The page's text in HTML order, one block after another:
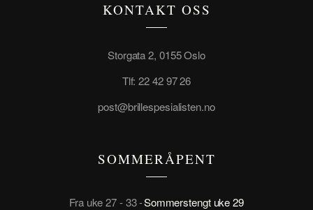
KONTAKT OSS
Storgata 2, 0155 Oslo
Tlf: 22 42 97 26
post@brillespesialisten.no
SOMMERÅPENT
Fra uke 27 - 33 -Sommerstengt uke 29